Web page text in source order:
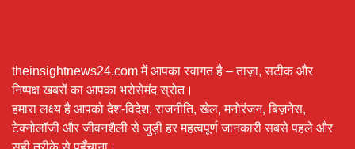
theinsightnews24.com में आपका स्वागत है – ताज़ा, सटीक और
निष्पक्ष खबरों का आपका भरोसेमंद स्रोत।
हमारा लक्ष्य है आपको देश-विदेश, राजनीति, खेल, मनोरंजन, बिज़नेस,
टेक्नोलॉजी और जीवनशैली से जुड़ी हर महत्वपूर्ण जानकारी सबसे पहले और